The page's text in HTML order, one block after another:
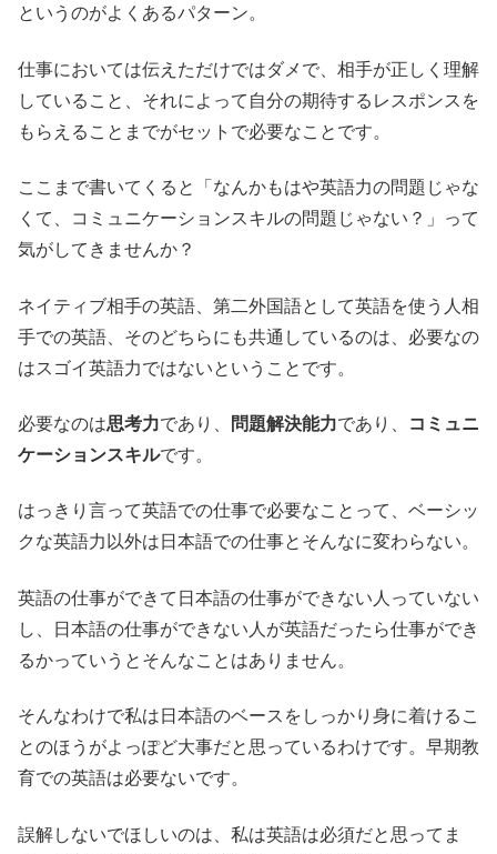
というのがよくあるパターン。
仕事においては伝えただけではダメで、相手が正しく理解
していること、それによって自分の期待するレスポンスを
もらえることまでがセットで必要なことです。
ここまで書いてくると「なんかもはや英語力の問題じゃな
くて、コミュニケーションスキルの問題じゃない？」って
気がしてきませんか？
ネイティブ相手の英語、第二外国語として英語を使う人相
手での英語、そのどちらにも共通しているのは、必要なの
はスゴイ英語力ではないということです。
必要なのは思考力であり、 問題解決能力であり、
コミュニ
ケーションスキルです。
はっきり言って英語での仕事で必要なことって、ベーシッ
クな英語力以外は日本語での仕事とそんなに変わらない。
英語の仕事ができて日本語の仕事ができない人っていない
し、日本語の仕事ができない人が英語だったら仕事ができ
るかっていうとそんなことはありません。
そんなわけで私は日本語のベースをしっかり身に着けるこ
とのほうがよっぽど大事だと思っているわけです。早期教
育での英語は必要ないです。
誤解しないでほしいのは、私は英語は必須だと思ってま